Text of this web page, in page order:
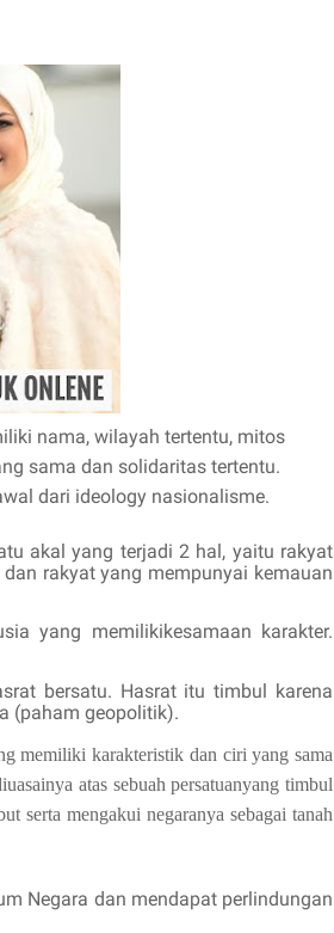
nama, wilayah tertentu, mitos
sama dan solidaritas tertentu.
dari ideology nasionalisme.
akal yang terjadi 2 hal, yaitu rakyat
rakyat yang mempunyai kemauan
yang memilikikesamaan karakter.
bersatu. Hasrat itu timbul karena
(paham geopolitik).
memiliki karakteristik dan ciri yang sama
atas sebuah persatuanyang timbul
serta mengakui negaranya sebagai tanah
Negara dan mendapat perlindungan